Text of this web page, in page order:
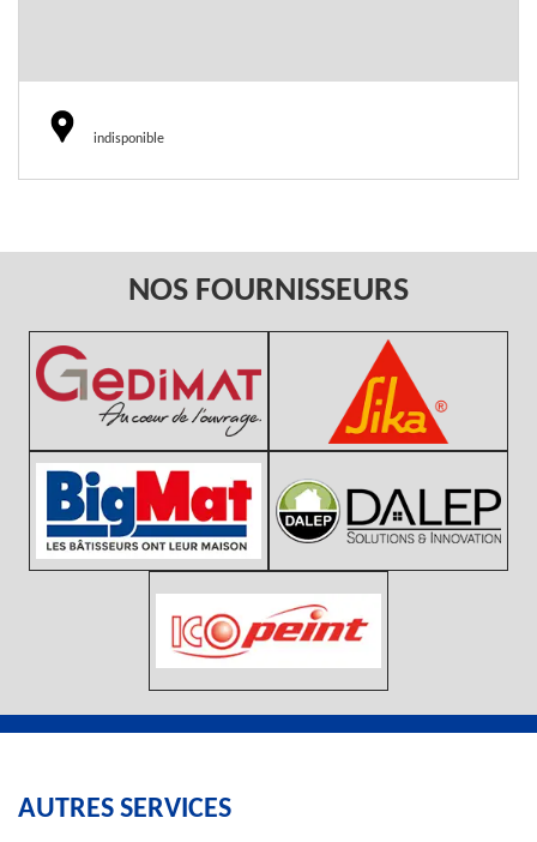
indisponible
NOS FOURNISSEURS
AUTRES SERVICES